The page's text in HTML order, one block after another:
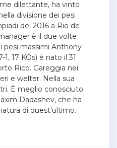
dilettante, ha vinto
divisione dei pesi
del 2016 a Rio de
è il due volte
pesi massimi Anthony
17 KOs) è nato il 31
Rico. Gareggia nei
e welter. Nella sua
È meglio conosciuto
Dadashev, che ha
di quest’ultimo.